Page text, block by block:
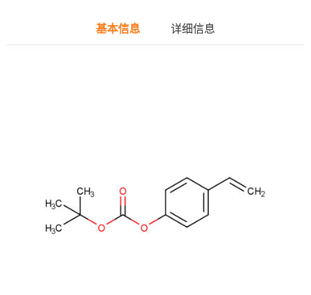
基本信息 详细信息